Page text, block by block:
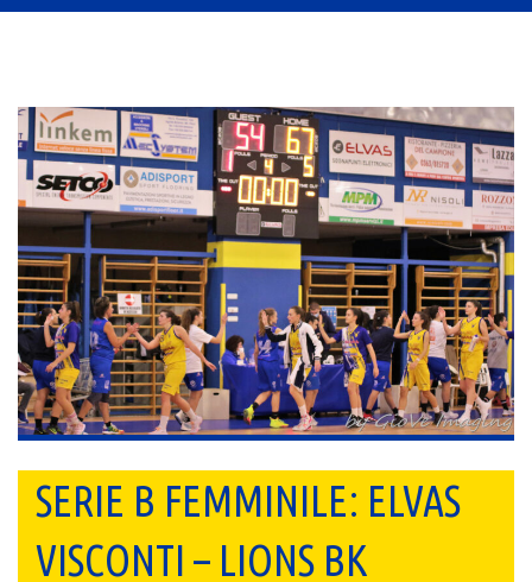
SERIE B FEMMINILE: ELVAS
VISCONTI – LIONS BK